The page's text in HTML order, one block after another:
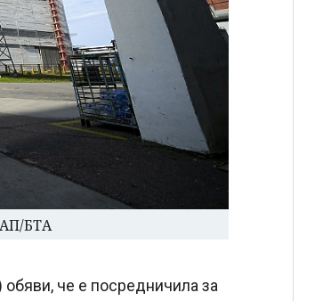
БТА
че е посредничила за